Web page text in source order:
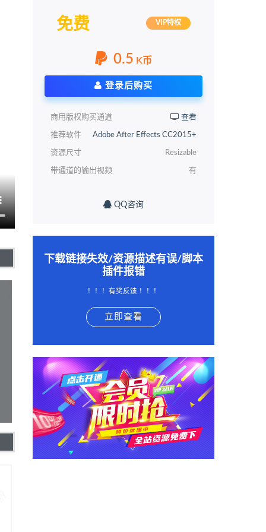
免费 VIP特权
0.5 K币
登录后购买
商用版权购买通道 查看
推荐软件 Adobe After Effects CC2015+
资源尺寸 Resizable
带通道的输出视频 有
QQ咨询
下载链接失效/资源描述有误/脚本
插件报错
！！！有奖反馈 ！！！
立即查看